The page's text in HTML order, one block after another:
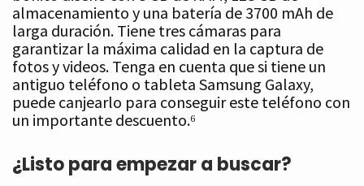
almacenamiento y una batería de 3700 mAh de
larga duración. Tiene tres cámaras para
garantizar la máxima calidad en la captura de
fotos y videos. Tenga en cuenta que si tiene un
antiguo teléfono o tableta Samsung Galaxy,
puede canjearlo para conseguir este teléfono con
un importante descuento.⁶
¿Listo para empezar a buscar?